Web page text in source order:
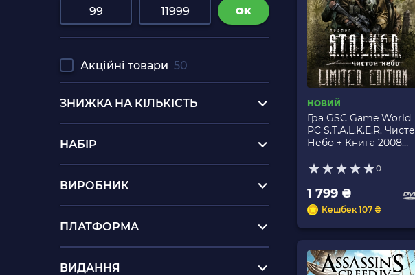
ОК
Акційні товари 50
ЗНИЖКА НА КІЛЬКІСТЬ
НАБІР
ВИРОБНИК
ПЛАТФОРМА
ВИДАННЯ
НОВИЙ
Гра GSC Game World
PC S.T.A.L.K.E.R. Чисте
Небо + Книга 2008
Російська Озвучка
0
1 799 ₴
Кешбек 107 ₴